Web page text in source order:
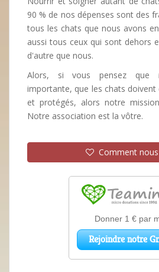
90 % de nos dépenses sont des
tous les chats que nous avons
aussi tous ceux qui sont dehors
d'autre que nous.
Alors, si vous pensez que
importante, que les chats
et protégés, alors notre
Notre association est la vôtre.
Comment nous